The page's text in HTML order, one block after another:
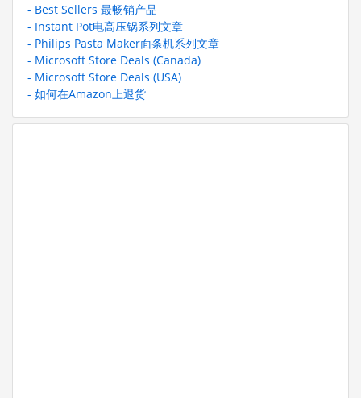
- Best Sellers 最畅销产品
- Instant Pot电高压锅系列文章
- Philips Pasta Maker面条机系列文章
- Microsoft Store Deals (Canada)
- Microsoft Store Deals (USA)
- 如何在Amazon上退货